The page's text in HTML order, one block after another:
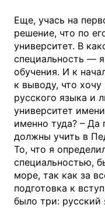
Еще, учась на
решение, что по
университет. В
специальность —
обучения. И к
к выводу, что хочу
русского языка и
университет
именно туда? – Да
должны учить в
То, что я
специальностью,
море, так как за
подготовка к
было три: русский